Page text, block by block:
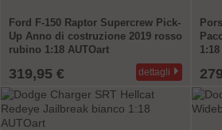
Ford F-150 Raptor Supercrew Pick-
Up Anno di costruzione 2019 rosso
rubino 1:18 AUTOart
319,95 € dettagli